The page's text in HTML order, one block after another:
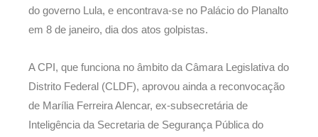
do governo Lula, e encontrava-se no Palácio do Planalto
em 8 de janeiro, dia dos atos golpistas.
A CPI, que funciona no âmbito da Câmara Legislativa do
Distrito Federal (CLDF), aprovou ainda a reconvocação
de Marília Ferreira Alencar, ex-subsecretária de
Inteligência da Secretaria de Segurança Pública do